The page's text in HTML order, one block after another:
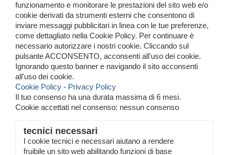
news
Home>news>NEWS WRC
Purtroppo Yazeed Al Rajhi, vincitore della Dakar 2025 ! che era
uno dei favoriti per fare il bis , si è fermato al chilometro 234
della prima parte della tappa ! questa è la dakar ! c'è chi vince
e chi purtroppo è costretto a ritirarsi per cause diverse.
Non è il caso di Carlos Sainz che in classifica generale auto
sta guadagnando posizioni su posizioni terminando 4°
assoluto -
Fonte:p.m.
funzionamento e monitorare le prestazioni del sito web e/o
cookie derivati da strumenti esterni che consentono di
inviare messaggi pubblicitari in linea con le tue preferenze,
come dettagliato nella Cookie Policy. Per continuare è
necessario autorizzare i nostri cookie. Cliccando sul
pulsante ACCONSENTO, acconsenti all'uso dei cookie.
Ignorando questo banner e navigando il sito acconsenti
all'uso dei cookie.
Cookie Policy - Privacy Policy
Il tuo consenso ha una durata massima di 6 mesi.
Cookie accettati nel consenso: nessun consenso
tecnici necessari
I cookie tecnici e necessari aiutano a rendere
fruibile un sito web abilitando funzioni di base